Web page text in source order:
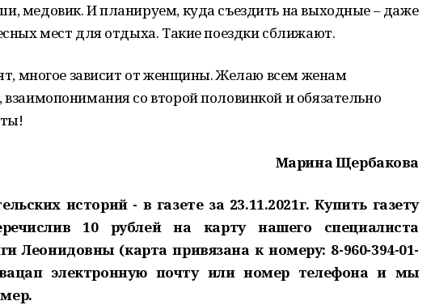
медовик. И планируем, куда съездить на выходные – даже
мест для отдыха. Такие поездки сближают.
многое зависит от женщины. Желаю всем женам
со второй половинкой и обязательно
Марина Щербакова
историй - в газете за 23.11.2021г. Купить газету
10 рублей на карту нашего специалиста
Леонидовны (карта привязана к номеру: 8-960-394-01-
электронную почту или номер телефона и мы